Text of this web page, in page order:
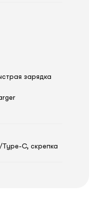
зарядка
C, скрепка